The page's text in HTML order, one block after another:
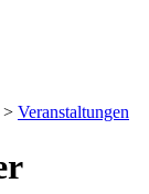
> Veranstaltungen